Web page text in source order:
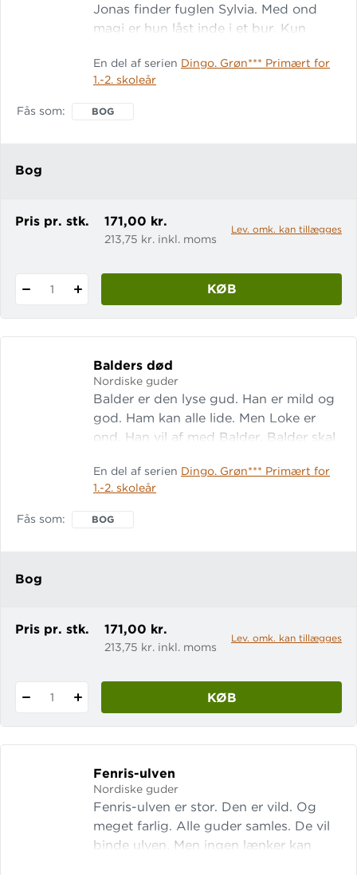
Jonas finder fuglen Sylvia. Med ond
magi er hun låst inde i et bur. Kun
nøglen til buret. Så han tager af sted
på en farlig rejse. For at hente nøglen
skal han kunne flyve. Læs også de
En del af serien Dingo. Grøn*** Primært for
1.-2. skoleår
Fås som BOG
Bog
Pris pr. stk. 171,00 kr.
213,75 kr. inkl. moms
Lev. omk. kan tillægges
1 KØB
Balders død
Nordiske guder
Balder er den lyse gud. Han er mild og
god. Ham kan alle lide. Men Loke er
ond. Han vil af med Balder. Balder skal
redde Balder? Lix: 11 Læs også Odin
og de andre guder, Tor henter sin
hammer og Fenris-ulven.
En del af serien Dingo. Grøn*** Primært for
1.-2. skoleår
Fås som BOG
Bog
Pris pr. stk. 171,00 kr.
213,75 kr. inkl. moms
Lev. omk. kan tillægges
1 KØB
Fenris-ulven
Nordiske guder
Fenris-ulven er stor. Den er vild. Og
meget farlig. Alle guder samles. De vil
binde ulven. Men ingen lænker kan